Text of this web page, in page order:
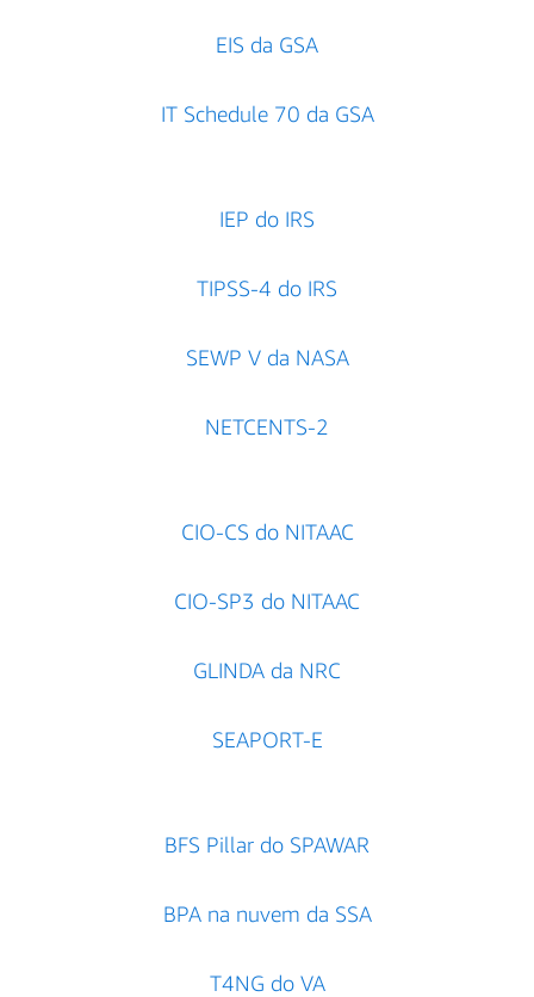
EIS da GSA
IT Schedule 70 da GSA
IEP do IRS
TIPSS-4 do IRS
SEWP V da NASA
NETCENTS-2
CIO-CS do NITAAC
CIO-SP3 do NITAAC
GLINDA da NRC
SEAPORT-E
BFS Pillar do SPAWAR
BPA na nuvem da SSA
T4NG do VA